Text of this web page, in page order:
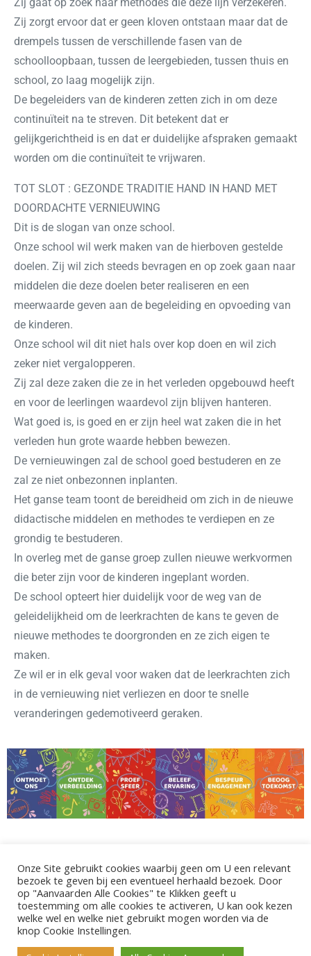
Zij zorgt ervoor dat er geen kloven ontstaan maar dat de
drempels tussen de verschillende fasen van de
schoolloopbaan, tussen de leergebieden, tussen thuis en
school, zo laag mogelijk zijn.
De begeleiders van de kinderen zetten zich in om deze
continuïteit na te streven. Dit betekent dat er
gelijkgerichtheid is en dat er duidelijke afspraken gemaakt
worden om die continuïteit te vrijwaren.
TOT SLOT : GEZONDE TRADITIE HAND IN HAND MET
DOORDACHTE VERNIEUWING
Dit is de slogan van onze school.
Onze school wil werk maken van de hierboven gestelde
doelen. Zij wil zich steeds bevragen en op zoek gaan naar
middelen die deze doelen beter realiseren en een
meerwaarde geven aan de begeleiding en opvoeding van
de kinderen.
Onze school wil dit niet hals over kop doen en wil zich
zeker niet vergalopperen.
Zij zal deze zaken die ze in het verleden opgebouwd heeft
en voor de leerlingen waardevol zijn blijven hanteren.
Wat goed is, is goed en er zijn heel wat zaken die in het
verleden hun grote waarde hebben bewezen.
De vernieuwingen zal de school goed bestuderen en ze
zal ze niet onbezonnen inplanten.
Het ganse team toont de bereidheid om zich in de nieuwe
didactische middelen en methodes te verdiepen en ze
grondig te bestuderen.
In overleg met de ganse groep zullen nieuwe werkvormen
die beter zijn voor de kinderen ingeplant worden.
De school opteert hier duidelijk voor de weg van de
geleidelijkheid om de leerkrachten de kans te geven de
nieuwe methodes te doorgronden en ze zich eigen te
maken.
Ze wil er in elk geval voor waken dat de leerkrachten zich
in de vernieuwing niet verliezen en door te snelle
veranderingen gedemotiveerd geraken.
©2026 - Gemeentelijke Basisschool De Pinte.
Polderbos 1, 9840 De Pinte
Onze Site gebruikt cookies waarbij geen om U een relevant
bezoek te geven bij een eventueel herhaald bezoek. Door
op "Aanvaarden Alle Cookies" te Klikken geeft u
toestemming om alle cookies te activeren, U kan ook kezen
welke wel en welke niet gebruikt mogen worden via de
knop Cookie Instellingen.